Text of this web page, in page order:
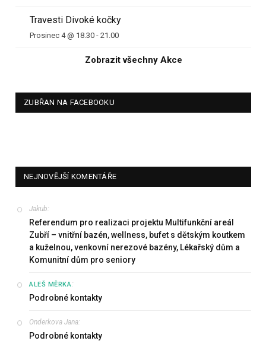
Travesti Divoké kočky
Prosinec 4 @ 18.30 - 21.00
Zobrazit všechny Akce
ZUBŘAN NA FACEBOOKU
NEJNOVĚJŠÍ KOMENTÁŘE
Jakub:
Referendum pro realizaci projektu Multifunkční areál
Zubří – vnitřní bazén, wellness, bufet s dětským koutkem
a kuželnou, venkovní nerezové bazény, Lékařský dům a
Komunitní dům pro seniory
ALEŠ MĚRKA:
Podrobné kontakty
Onderkova Jana:
Podrobné kontakty